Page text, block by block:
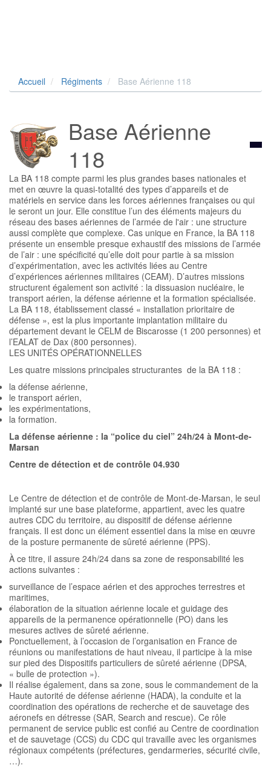
Accueil Régiments Base Aérienne 118
Base Aérienne
118
La BA 118 compte parmi les plus grandes bases nationales et
met en œuvre la quasi-totalité des types d’appareils et de
matériels en service dans les forces aériennes françaises ou qui
le seront un jour. Elle constitue l’un des éléments majeurs du
réseau des bases aériennes de l’armée de l'air : une structure
aussi complète que complexe. Cas unique en France, la BA 118
présente un ensemble presque exhaustif des missions de l’armée
de l’air : une spécificité qu’elle doit pour partie à sa mission
d’expérimentation, avec les activités liées au Centre
d’expériences aériennes militaires (CEAM). D’autres missions
structurent également son activité : la dissuasion nucléaire, le
transport aérien, la défense aérienne et la formation spécialisée.
La BA 118, établissement classé « installation prioritaire de
défense », est la plus importante implantation militaire du
département devant le CELM de Biscarosse (1 200 personnes) et
l’EALAT de Dax (800 personnes).
LES UNITÉS OPÉRATIONNELLES
Les quatre missions principales structurantes de la BA 118 :
la défense aérienne,
le transport aérien,
les expérimentations,
la formation.
La défense aérienne : la “police du ciel” 24h/24 à Mont-de-
Marsan
Centre de détection et de contrôle 04.930
Le Centre de détection et de contrôle de Mont-de-Marsan, le seul
implanté sur une base plateforme, appartient, avec les quatre
autres CDC du territoire, au dispositif de défense aérienne
français. Il est donc un élément essentiel dans la mise en œuvre
de la posture permanente de sûreté aérienne (PPS).
À ce titre, il assure 24h/24 dans sa zone de responsabilité les
actions suivantes :
surveillance de l’espace aérien et des approches terrestres et
maritimes,
élaboration de la situation aérienne locale et guidage des
appareils de la permanence opérationnelle (PO) dans les
mesures actives de sûreté aérienne.
Ponctuellement, à l’occasion de l’organisation en France de
réunions ou manifestations de haut niveau, il participe à la mise
sur pied des Dispositifs particuliers de sûreté aérienne (DPSA,
« bulle de protection »).
Il réalise également, dans sa zone, sous le commandement de la
Haute autorité de défense aérienne (HADA), la conduite et la
coordination des opérations de recherche et de sauvetage des
aéronefs en détresse (SAR, Search and rescue). Ce rôle
permanent de service public est confié au Centre de coordination
et de sauvetage (CCS) du CDC qui travaille avec les organismes
régionaux compétents (préfectures, gendarmeries, sécurité civile,
…).